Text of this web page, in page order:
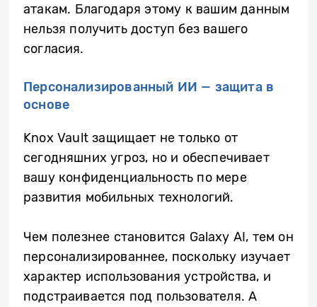
атакам. Благодаря этому к вашим данным
нельзя получить доступ без вашего
согласия.
Персонализированный ИИ — защита в
основе
Knox Vault защищает не только от
сегодняшних угроз, но и обеспечивает
вашу конфиденциальность по мере
развития мобильных технологий.
Чем полезнее становится Galaxy AI, тем он
персонализированнее, поскольку изучает
характер использования устройства, и
подстраивается под пользователя. А